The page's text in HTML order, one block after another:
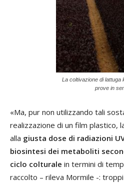
La coltivazione di lattuga
prove in
«Ma, pur non utilizzando tali
realizzazione di un film plastico,
alla giusta dose di radiazioni
biosintesi dei metaboliti
ciclo colturale in termini di
raccolto – rileva Mormile -: